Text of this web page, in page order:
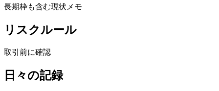
長期枠も含む現状メモ
リスクルール
取引前に確認
日々の記録